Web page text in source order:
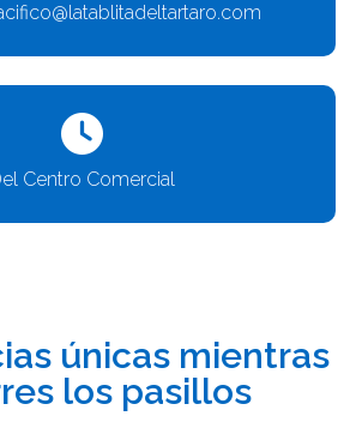
Centro Comercial
únicas mientras
los pasillos